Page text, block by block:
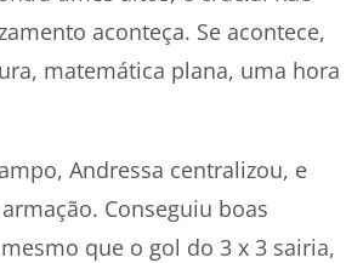
aconteça. Se acontece,
matemática plana, uma hora
Andressa centralizou, e
Conseguiu boas
que o gol do 3 x 3 sairia,